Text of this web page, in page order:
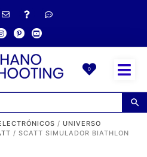
0
/ UNIVERSO
/ SCATT SIMULADOR BIATHLON